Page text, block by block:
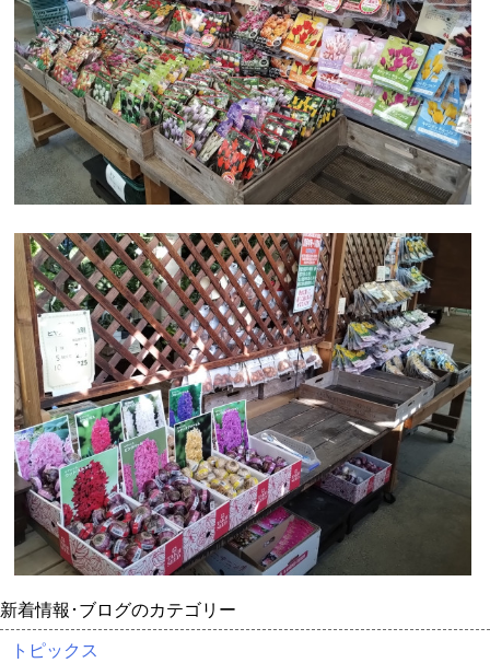
新着情報･ブログのカテゴリー
トピックス